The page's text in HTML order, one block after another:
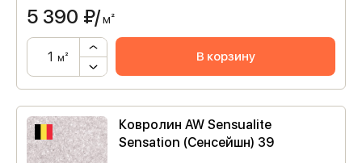
5 390 ₽/м²
м² В корзину
Ковролин AW Sensualite
Sensation (Сенсейшн) 39